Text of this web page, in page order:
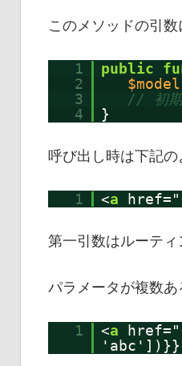
このメソッドの引
1 public
2
$model
3
// 初期
4
}
呼び出し時は下記の
1 <a
第一引数はルーティ
パラメータが複数あ
1 <a
'abc'])}}">